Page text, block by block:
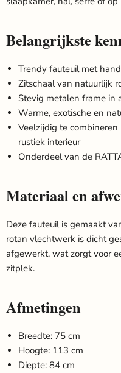
Belangrijkste
Trendy fauteuil met
Zitschaal van natuurlijk
Stevig metalen frame in
Warme, exotische en
Veelzijdig te
rustiek interieur
Onderdeel van de
Materiaal en
Deze fauteuil is gemaakt
rotan vlechtwerk is dicht
afgewerkt, wat zorgt voor
zitplek.
Afmetingen
Breedte: 75 cm
Hoogte: 113 cm
Diepte: 84 cm